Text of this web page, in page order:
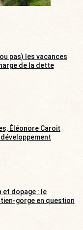
pas) les vacances
de la dette
Éléonore Caroit
et dopage : le
gorge en question